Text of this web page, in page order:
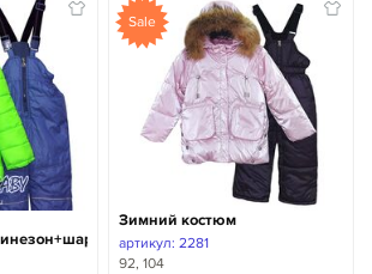
Sale
Зимний костюм
артикул: 2281
92, 104